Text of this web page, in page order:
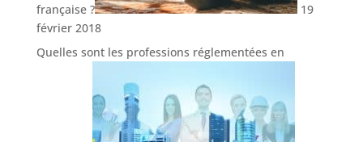
française ?
19
février 2018
Quelles sont les professions réglementées en